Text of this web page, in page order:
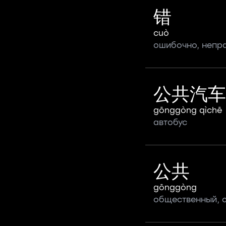
错
cuò
ошибочно,
公共汽车
gōnggòng qìchē
автобус
公共
gōnggòng
общественный,